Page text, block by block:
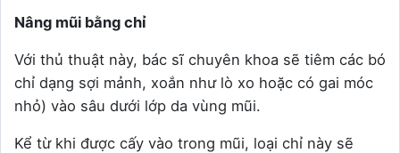
Nâng mũi bằng chỉ
Với thủ thuật này, bác sĩ chuyên khoa sẽ tiêm các bó
chỉ dạng sợi mảnh, xoắn như lò xo hoặc có gai móc
nhỏ) vào sâu dưới lớp da vùng mũi.
Kể từ khi được cấy vào trong mũi, loại chỉ này sẽ